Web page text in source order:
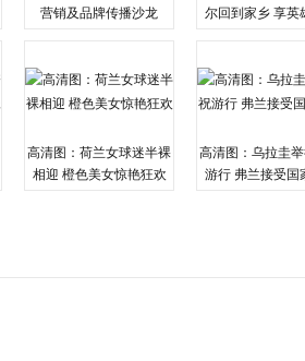
营销及品牌传播沙龙
尔回到家乡 享英
高清图：荷兰女球迷半裸
相迎 橙色美女惊艳狂欢
高清图：乌拉圭
游行 弗兰接受国